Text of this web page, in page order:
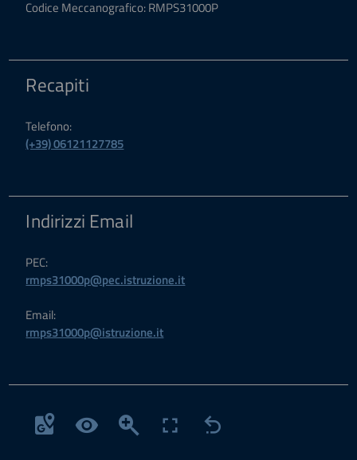
Codice Meccanografico: RMPS31000P
Recapiti
Telefono:
(+39) 06121127785
Indirizzi Email
PEC:
rmps31000p@pec.istruzione.it
Email:
rmps31000p@istruzione.it